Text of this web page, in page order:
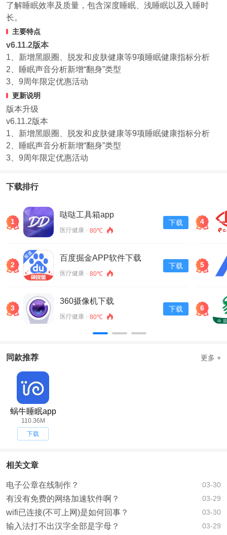
了解睡眠效率及质量，包含深度睡眠、浅睡眠以及入睡时
长。
主要特点
v6.11.2版本
1、新增黑眼圈、脱发和皮肤健康等9项睡眠健康指标分析
2、睡眠声音分析新增“翻身”类型
3、9周年限定优惠活动
更新说明
版本升级
v6.11.2版本
1、新增黑眼圈、脱发和皮肤健康等9项睡眠健康指标分析
2、睡眠声音分析新增“翻身”类型
3、9周年限定优惠活动
下载排行
1
哒哒工具箱app
医疗健康 · 80℃
下载
2
百度掘金APP软件下载
v13.30.0.11
医疗健康 · 80℃
下载
3
360摄像机下载
医疗健康 · 80℃
下载
4
5
6
同款推荐 更多 +
蜗牛睡眠app
110.36M
下载
相关文章
电子公章在线制作？ 03-30
有没有免费的网络加速软件啊？ 03-29
wifi已连接(不可上网)是如何回事？ 03-30
输入法打不出汉字全部是字母？ 03-29